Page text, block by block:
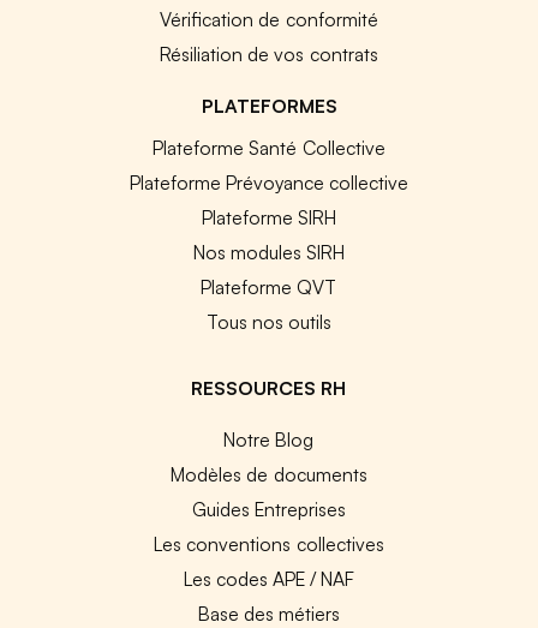
Vérification de conformité
Résiliation de vos contrats
PLATEFORMES
Plateforme Santé Collective
Plateforme Prévoyance collective
Plateforme SIRH
Nos modules SIRH
Plateforme QVT
Tous nos outils
RESSOURCES RH
Notre Blog
Modèles de documents
Guides Entreprises
Les conventions collectives
Les codes APE / NAF
Base des métiers